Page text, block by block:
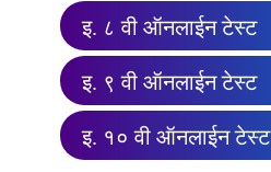
इ. ८ वी ऑनलाईन टेस्ट
इ. ९ वी ऑनलाईन टेस्ट
इ. १० वी ऑनलाईन टेस्ट